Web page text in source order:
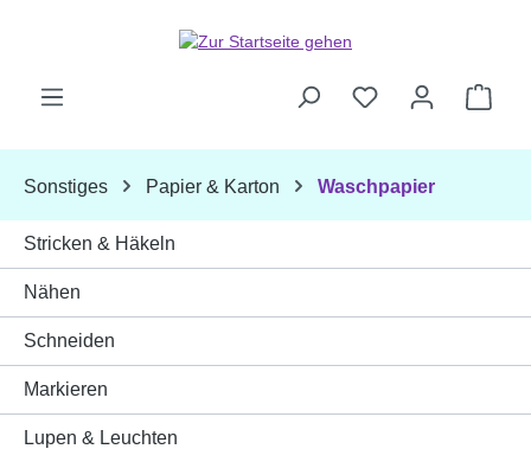
Sonstiges Papier & Karton Waschpapier
Stricken & Häkeln
Nähen
Schneiden
Markieren
Lupen & Leuchten